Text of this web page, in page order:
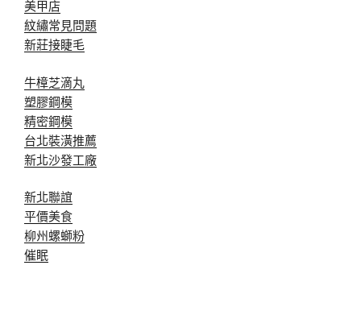
美甲店
紋繡常見問題
新莊接睫毛
牛樟芝滴丸
塑膠鋼模
精密鋼模
台北裝潢推薦
新北沙發工廠
新北聯誼
平價美食
柳州螺螄粉
催眠